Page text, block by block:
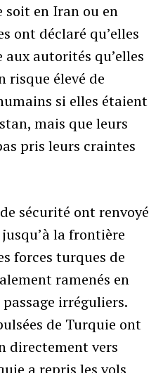
en Iran ou en
ont déclaré qu’elles
aux autorités qu’elles
risque élevé de
si elles étaient
mais que leurs
pris leurs craintes
sécurité ont renvoyé
jusqu’à la frontière
forces turques de
ramenés en
irréguliers.
de Turquie ont
directement vers
a repris les vols